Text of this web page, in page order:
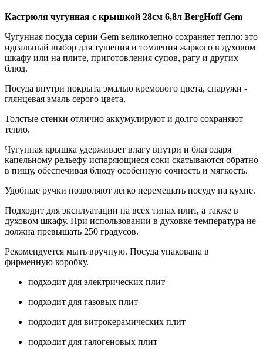
Кастрюля чугунная с крышкой 28см 6,8л BergHoff Gem
Чугунная посуда серии Gem великолепно сохраняет тепло: это
идеальный выбор для тушения и томления жаркого в духовом
шкафу или на плите, приготовления супов, рагу и других
блюд.
Посуда внутри покрыта эмалью кремового цвета, снаружи -
глянцевая эмаль серого цвета.
Толстые стенки отлично аккумулируют и долго сохраняют
тепло.
Чугунная крышка удерживает влагу внутри и благодаря
капельному рельефу испаряющиеся соки скатываются обратно
в пищу, обеспечивая блюду особенную сочность и мягкость.
Удобные ручки позволяют легко перемещать посуду на кухне.
Подходит для эксплуатации на всех типах плит, а также в
духовом шкафу. При использовании в духовке температура не
должна превышать 250 градусов.
Рекомендуется мыть вручную. Посуда упакована в
фирменную коробку.
подходит для электрических плит
подходит для газовых плит
подходит для витрокерамических плит
подходит для галогеновых плит